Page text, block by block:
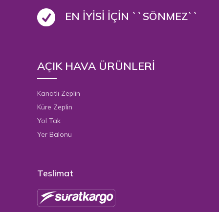
EN İYİSİ İÇİN ``SÖNMEZ``
AÇIK HAVA ÜRÜNLERİ
Kanatlı Zeplin
Küre Zeplin
Yol Tak
Yer Balonu
Teslimat